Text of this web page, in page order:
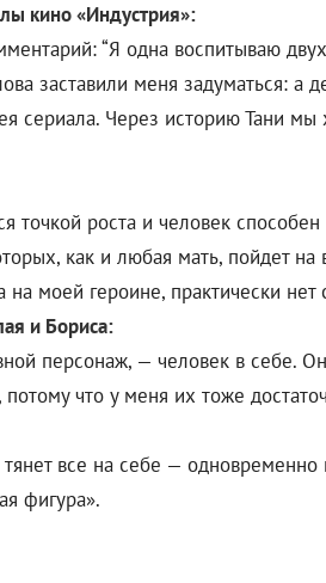
кино «Индустрия»:
“Я одна воспитываю
заставили меня задуматься: а
Через историю Тани мы
точкой роста и человек
как и любая мать, пойдет
моей героине, практически нет
и Бориса:
персонаж, — человек в себе.
что у меня их тоже
все на себе —
фигура».